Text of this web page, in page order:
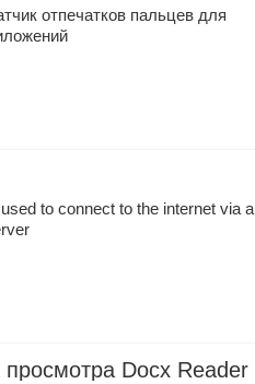
отпечатков пальцев для
to connect to the internet via a
Docx Reader